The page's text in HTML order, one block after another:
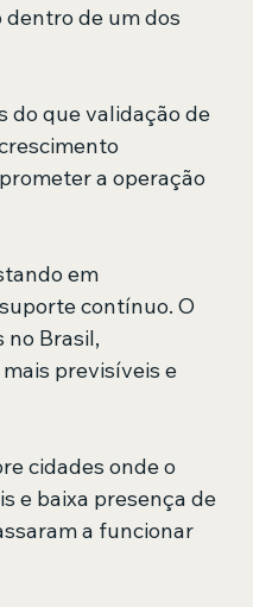
de um dos
do que validação de
a operação
em
contínuo. O
no Brasil,
previsíveis e
cidades onde o
e baixa presença de
a funcionar